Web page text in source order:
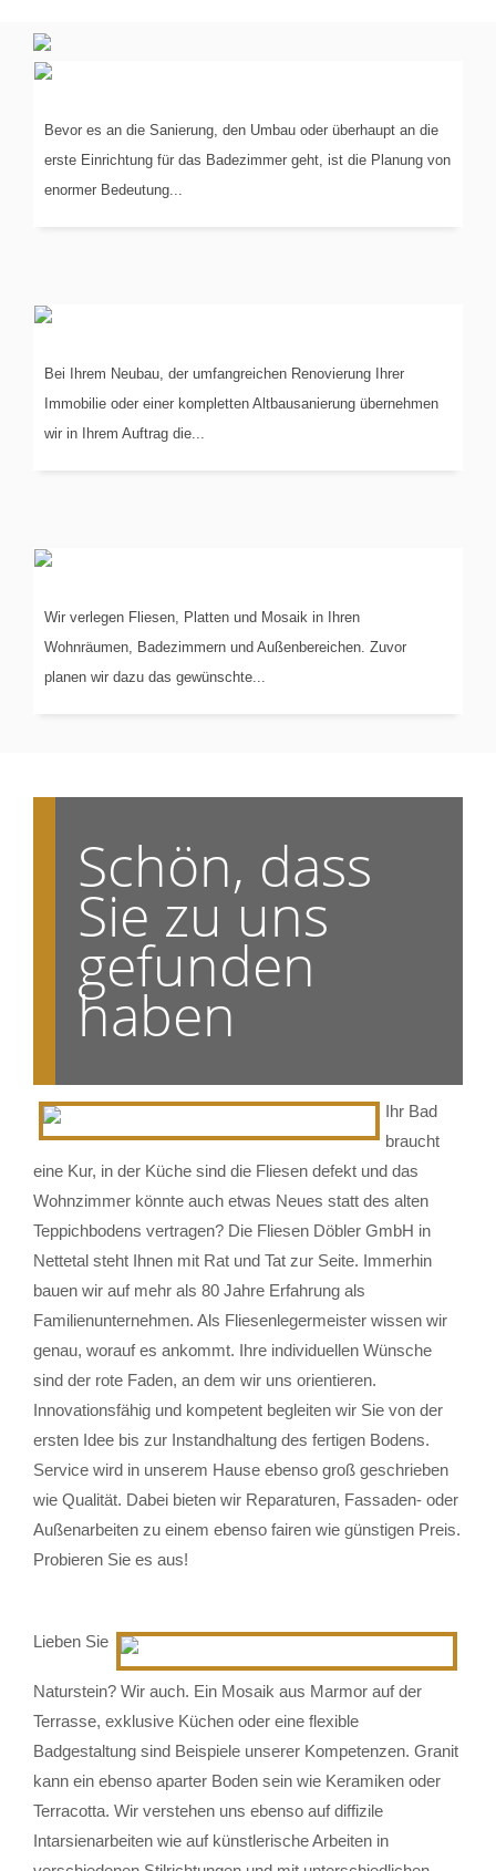
PLANUNGIN 3-D
Bevor es an die Sanierung, den Umbau oder überhaupt an die
erste Einrichtung für das Badezimmer geht, ist die Planung von
enormer Bedeutung...
KOORDINIERUNGDER GEWERKE
Bei Ihrem Neubau, der umfangreichen Renovierung Ihrer
Immobilie oder einer kompletten Altbausanierung übernehmen
wir in Ihrem Auftrag die...
VERLEGUNGVON...
Wir verlegen Fliesen, Platten und Mosaik in Ihren
Wohnräumen, Badezimmern und Außenbereichen. Zuvor
planen wir dazu das gewünschte...
Schön, dass
Sie zu uns
gefunden
haben
Ihr Bad
braucht
eine Kur, in der Küche sind die Fliesen defekt und das
Wohnzimmer könnte auch etwas Neues statt des alten
Teppichbodens vertragen? Die Fliesen Döbler GmbH in
Nettetal steht Ihnen mit Rat und Tat zur Seite. Immerhin
bauen wir auf mehr als 80 Jahre Erfahrung als
Familienunternehmen. Als Fliesenlegermeister wissen wir
genau, worauf es ankommt. Ihre individuellen Wünsche
sind der rote Faden, an dem wir uns orientieren.
Innovationsfähig und kompetent begleiten wir Sie von der
ersten Idee bis zur Instandhaltung des fertigen Bodens.
Service wird in unserem Hause ebenso groß geschrieben
wie Qualität. Dabei bieten wir Reparaturen, Fassaden- oder
Außenarbeiten zu einem ebenso fairen wie günstigen Preis.
Probieren Sie es aus!
Lieben Sie
Naturstein? Wir auch. Ein Mosaik aus Marmor auf der
Terrasse, exklusive Küchen oder eine flexible
Badgestaltung sind Beispiele unserer Kompetenzen. Granit
kann ein ebenso aparter Boden sein wie Keramiken oder
Terracotta. Wir verstehen uns ebenso auf diffizile
Intarsienarbeiten wie auf künstlerische Arbeiten in